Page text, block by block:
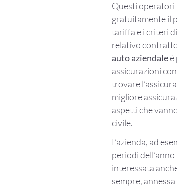
Questi operatori
gratuitamente il
tariffa e i criteri
relativo
auto aziendaleè
assicurazioni
trovare
migliore
aspetti che
civile.
L’azienda, ad
periodi
interessata
sempre,